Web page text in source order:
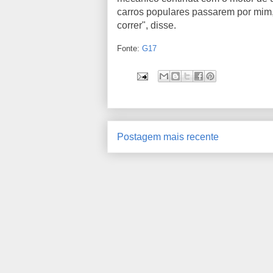
carros populares passarem por
correr", disse.
Fonte: G17
Postagem mais recente